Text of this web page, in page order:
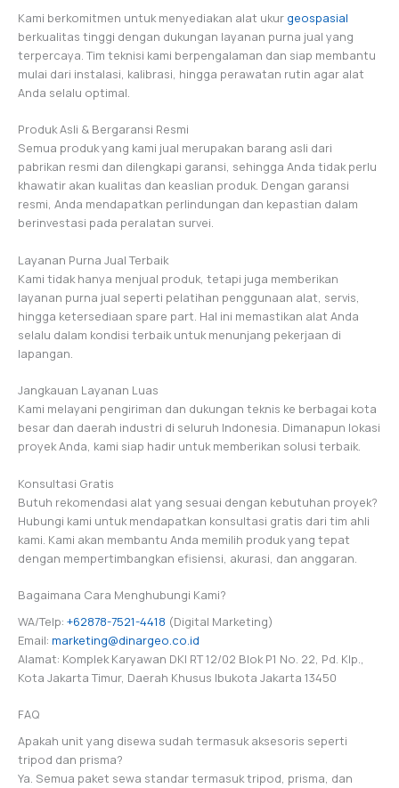
Kami berkomitmen untuk menyediakan alat ukur geospasial
berkualitas tinggi dengan dukungan layanan purna jual yang
terpercaya. Tim teknisi kami berpengalaman dan siap membantu
mulai dari instalasi, kalibrasi, hingga perawatan rutin agar alat
Anda selalu optimal.
Produk Asli & Bergaransi Resmi
Semua produk yang kami jual merupakan barang asli dari
pabrikan resmi dan dilengkapi garansi, sehingga Anda tidak perlu
khawatir akan kualitas dan keaslian produk. Dengan garansi
resmi, Anda mendapatkan perlindungan dan kepastian dalam
berinvestasi pada peralatan survei.
Layanan Purna Jual Terbaik
Kami tidak hanya menjual produk, tetapi juga memberikan
layanan purna jual seperti pelatihan penggunaan alat, servis,
hingga ketersediaan spare part. Hal ini memastikan alat Anda
selalu dalam kondisi terbaik untuk menunjang pekerjaan di
lapangan.
Jangkauan Layanan Luas
Kami melayani pengiriman dan dukungan teknis ke berbagai kota
besar dan daerah industri di seluruh Indonesia. Dimanapun lokasi
proyek Anda, kami siap hadir untuk memberikan solusi terbaik.
Konsultasi Gratis
Butuh rekomendasi alat yang sesuai dengan kebutuhan proyek?
Hubungi kami untuk mendapatkan konsultasi gratis dari tim ahli
kami. Kami akan membantu Anda memilih produk yang tepat
dengan mempertimbangkan efisiensi, akurasi, dan anggaran.
Bagaimana Cara Menghubungi Kami?
WA/Telp: +62878-7521-4418 (Digital Marketing)
Email: marketing@dinargeo.co.id
Alamat: Komplek Karyawan DKI RT 12/02 Blok P1 No. 22, Pd. Klp.,
Kota Jakarta Timur, Daerah Khusus Ibukota Jakarta 13450
FAQ
Apakah unit yang disewa sudah termasuk aksesoris seperti
tripod dan prisma?
Ya. Semua paket sewa standar termasuk tripod, prisma, dan